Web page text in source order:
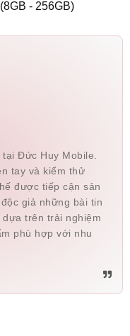
- 256GB)
Đức Huy Mobile.
tay và kiểm thử
được tiếp cận sản
giả những bài tin
trên trải nghiệm
phù hợp với nhu